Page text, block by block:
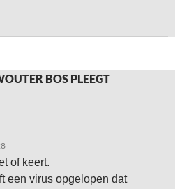
BOS PLEEGT
of keert.
een virus opgelopen dat